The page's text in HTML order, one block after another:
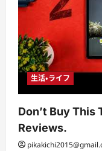
生活・ライフ
Don’t Buy This
Reviews.